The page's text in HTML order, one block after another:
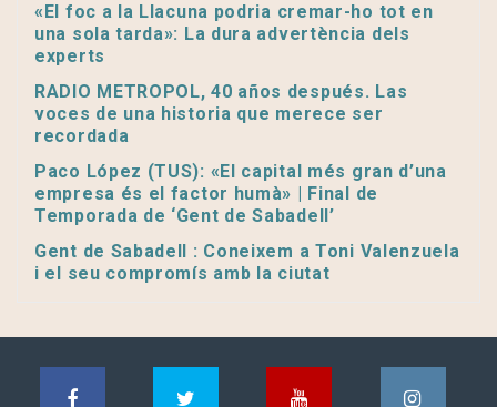
«El foc a la Llacuna podria cremar-ho tot en
una sola tarda»: La dura advertència dels
experts
RADIO METROPOL, 40 años después. Las
voces de una historia que merece ser
recordada
Paco López (TUS): «El capital més gran d’una
empresa és el factor humà» | Final de
Temporada de ‘Gent de Sabadell’
Gent de Sabadell : Coneixem a Toni Valenzuela
i el seu compromís amb la ciutat